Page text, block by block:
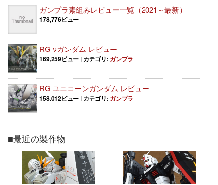
ガンプラ素組みレビュー一覧（2021～最新）
178,776ビュー
RG νガンダム レビュー
169,259ビュー | カテゴリ: ガンプラ
RG ユニコーンガンダム レビュー
158,012ビュー | カテゴリ: ガンプラ
■最近の製作物